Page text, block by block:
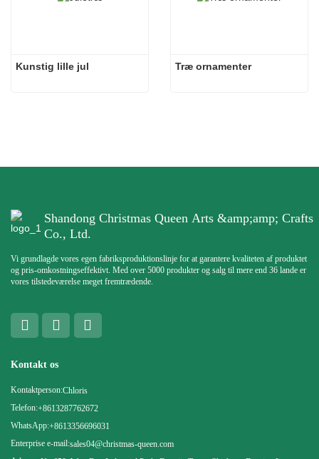
Kunstig lille jul Træ ornamenter
Shandong Christmas Queen Arts &amp;amp; Crafts
Co., Ltd.
Vi grundlagde vores egen fabriksproduktionslinje for at garantere kvaliteten af ​​produktet
og pris-omkostningseffektivt. Med over 5000 produkter og salg til mere end 36 lande er
vores tilstedeværelse meget fremtrædende.
Kontakt os
Kontaktperson:Chloris
Telefon:+8613287762672
WhatsApp:+8613356696031
Enterprise e-mail:sales04@christmas-queen.com